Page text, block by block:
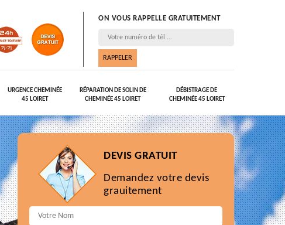
ON VOUS RAPPELLE GRATUITEMENT
URGENCE CHEMINÉE
45 LOIRET
RÉPARATION DE SOLIN DE
CHEMINÉE 45 LOIRET
DÉBISTRAGE DE
CHEMINÉE 45 LOIRET
DEVIS GRATUIT
Demandez votre devis
grauitement